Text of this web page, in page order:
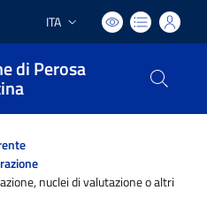
Lingua attiva:
ITA
di Perosa
nuclei di valutazione o altri